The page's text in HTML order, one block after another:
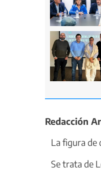
Redacción
La figura de
Se trata de